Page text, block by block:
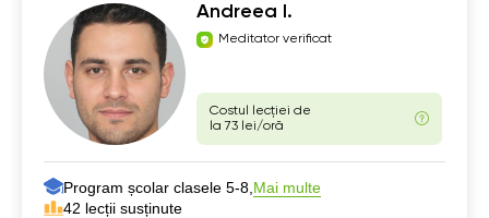
Andreea I.
Meditator verificat
Costul lecției de
la 73 lei/oră
Program școlar clasele 5-8, Mai multe
42 lecții susținute